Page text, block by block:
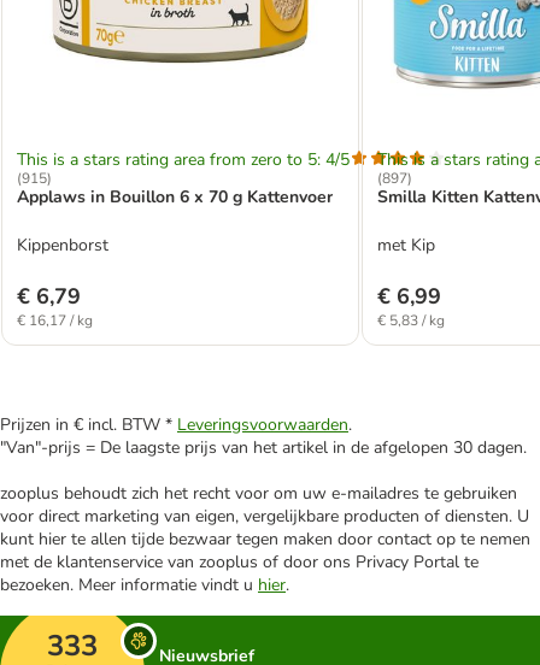
This is a stars rating area from zero to 5: 4/5
(915)
Applaws in Bouillon 6 x 70 g Kattenvoer
Kippenborst
€ 6,79
€ 16,17 / kg
This is a stars rating
(897)
Smilla Kitten
met Kip
€ 6,99
€ 5,83 / kg
Prijzen in € incl. BTW * Leveringsvoorwaarden.
"Van"-prijs = De laagste prijs van het artikel in de afgelopen 30 dagen.
zooplus behoudt zich het recht voor om uw e-mailadres te gebruiken
voor direct marketing van eigen, vergelijkbare producten of diensten. U
kunt hier te allen tijde bezwaar tegen maken door contact op te nemen
met de klantenservice van zooplus of door ons Privacy Portal te
bezoeken. Meer informatie vindt u hier.
333 Nieuwsbrief